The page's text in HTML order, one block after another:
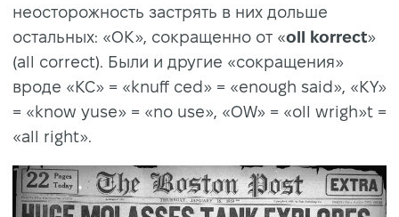
неосторожность застрять в них дольше
остальных: «ОК», сокращенно от «oll korrect»
(all correct). Были и другие «сокращения»
вроде «KC» = «knuff ced» = «enough said», «KY»
= «know yuse» = «no use», «OW» = «oll wrigh»t =
«all right».